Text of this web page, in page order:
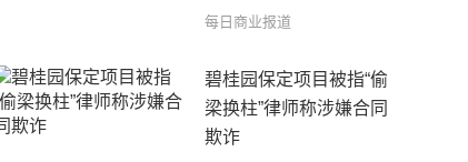
每日商业报道
碧桂园保定项目被指“偷
梁换柱”律师称涉嫌合同
欺诈